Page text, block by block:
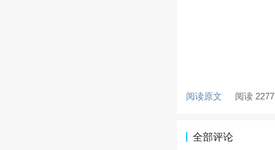
阅读原文 阅读 2277
全部评论